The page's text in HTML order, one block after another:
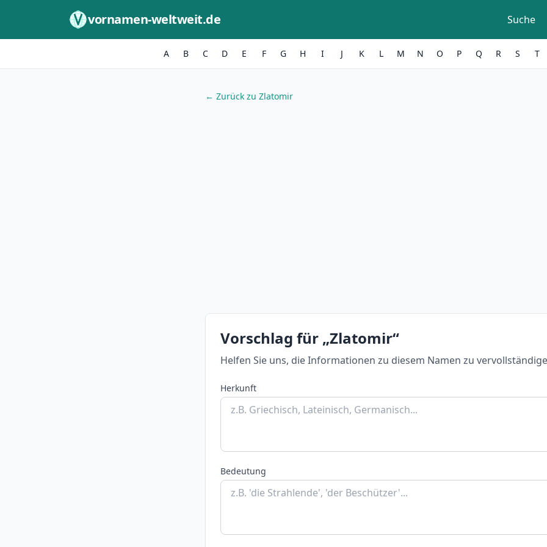
vornamen-weltweit.de Suche
A B C D E F G H I J K L M N O P Q R S T
← Zurück zu Zlatomir
Vorschlag für „Zlatomir“
Helfen Sie uns, die Informationen zu diesem Namen zu
Herkunft
Bedeutung